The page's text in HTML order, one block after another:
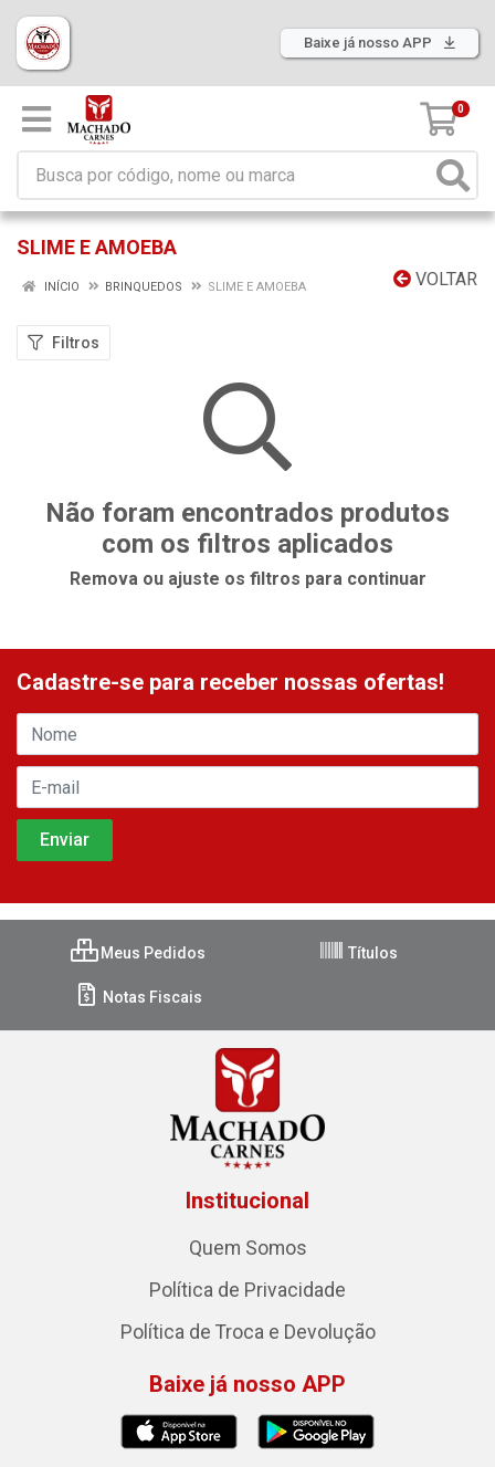
Baixe já nosso APP
0
SLIME E AMOEBA
VOLTAR
INÍCIO BRINQUEDOS SLIME E AMOEBA
Filtros
Não foram encontrados produtos
com os filtros aplicados
Remova ou ajuste os filtros para continuar
Cadastre-se para receber nossas ofertas!
Meus Pedidos Títulos
Notas Fiscais
Institucional
Quem Somos
Política de Privacidade
Política de Troca e Devolução
Baixe já nosso APP